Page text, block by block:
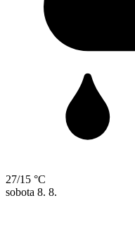
27/15 °C
sobota 8. 8.